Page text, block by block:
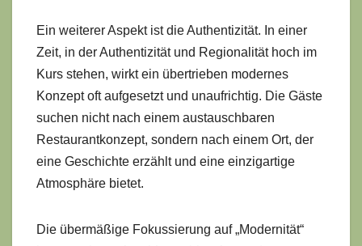
Ein weiterer Aspekt ist die Authentizität. In einer
Zeit, in der Authentizität und Regionalität hoch im
Kurs stehen, wirkt ein übertrieben modernes
Konzept oft aufgesetzt und unaufrichtig. Die Gäste
suchen nicht nach einem austauschbaren
Restaurantkonzept, sondern nach einem Ort, der
eine Geschichte erzählt und eine einzigartige
Atmosphäre bietet.
Die übermäßige Fokussierung auf „Modernität“